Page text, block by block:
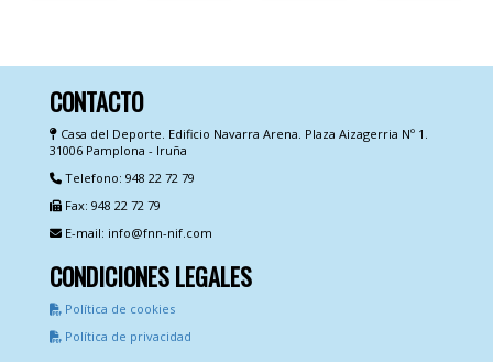
CONTACTO
Casa del Deporte. Edificio Navarra Arena. Plaza Aizagerria Nº 1.
31006 Pamplona - Iruña
Telefono: 948 22 72 79
Fax: 948 22 72 79
E-mail: info@fnn-nif.com
CONDICIONES LEGALES
Política de cookies
Política de privacidad